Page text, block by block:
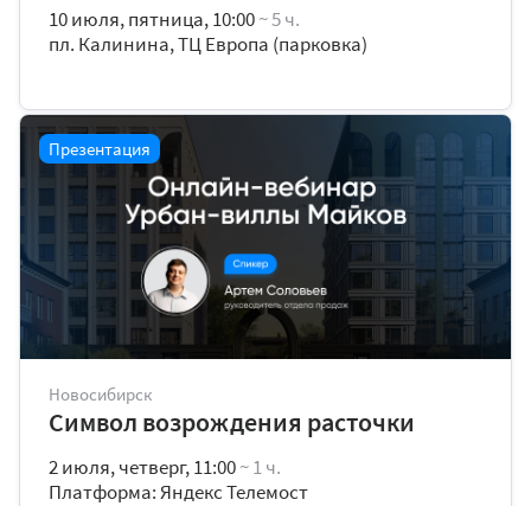
10 июля, пятница, 10:00~ 5 ч.
пл. Калинина, ТЦ Европа (парковка)
Презентация
Новосибирск
Символ возрождения расточки
2 июля, четверг, 11:00~ 1 ч.
Платформа: Яндекс Телемост